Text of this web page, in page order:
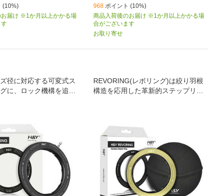
(10%)
届け ※1か月以上かかる場
968 ポイント (10%)
商品入荷後のお届け ※1か月以上かかる場
合がございます
お取り寄せ
径に対応する可変式ス
に、ロック機構を追加
REVORING(レボリング)は絞り羽根
構造を応用した革新的ステップリン